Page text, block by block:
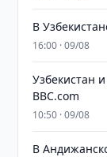
В
16:00 · 09/08
Узбекистан
BBC.com
10:50 · 09/08
В